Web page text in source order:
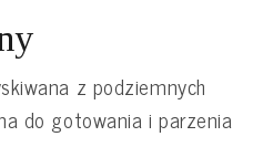
z podziemnych
do gotowania i parzenia